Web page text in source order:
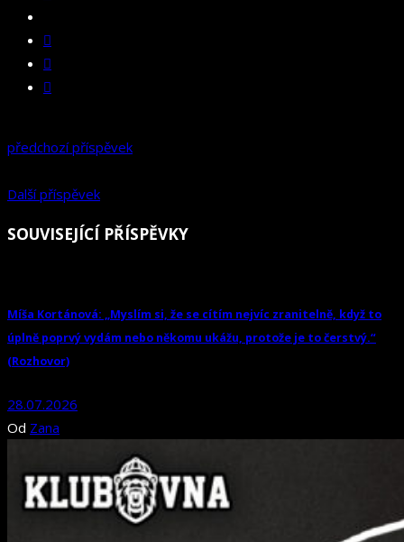
předchozí příspěvek
Další příspěvek
SOUVISEJÍCÍ PŘÍSPĚVKY
Míša Kortánová: „Myslím si, že se cítím nejvíc zranitelně, když to
úplně poprvý vydám nebo někomu ukážu, protože je to čerstvý.“
(Rozhovor)
28.07.2026
Od Zana